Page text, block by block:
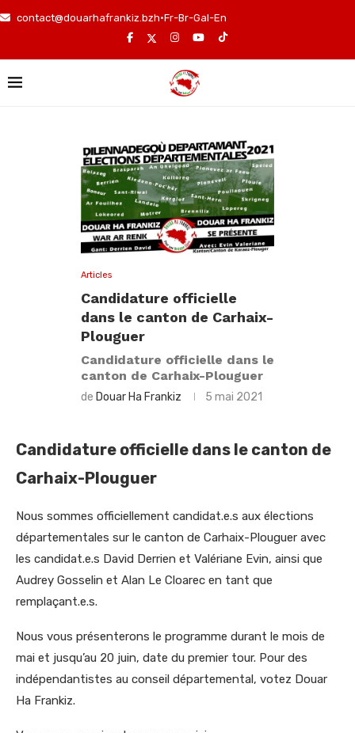
contact@douarhafrankiz.bzh•Fr-Br-Gal-En
Articles
Candidature officielle
dans le canton de Carhaix-
Plouguer
Candidature officielle dans le
canton de Carhaix-Plouguer
de Douar Ha Frankiz 5 mai 2021
Candidature officielle dans le canton de
Carhaix-Plouguer
Nous sommes officiellement candidat.e.s aux élections
départementales sur le canton de Carhaix-Plouguer avec
les candidat.e.s David Derrien et Valériane Evin, ainsi que
Audrey Gosselin et Alan Le Cloarec en tant que
remplaçant.e.s.
Nous vous présenterons le programme durant le mois de
mai et jusqu’au 20 juin, date du premier tour. Pour des
indépendantistes au conseil départemental, votez Douar
Ha Frankiz.